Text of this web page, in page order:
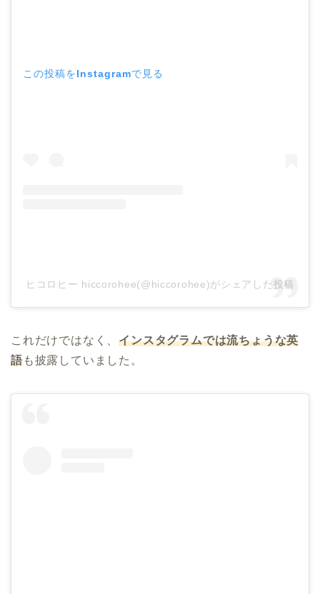
この投稿をInstagramで見る
ヒコロヒー hiccorohee(@hiccorohee)がシェアした投稿
これだけではなく、インスタグラムでは流ちょうな英
語も披露していました。